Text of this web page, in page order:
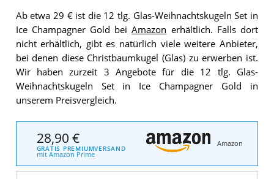
Ab etwa 29 € ist die 12 tlg. Glas-Weihnachtskugeln Set in
Ice Champagner Gold beiAmazon erhältlich. Falls dort
nicht erhältlich, gibt es natürlich viele weitere Anbieter,
bei denen diese Christbaumkugel (Glas) zu erwerben ist.
Wir haben zurzeit 3 Angebote für die 12 tlg. Glas-
Weihnachtskugeln Set in Ice Champagner Gold in
unserem Preisvergleich.
28,90 €
GRATIS PREMIUMVERSAND
mit Amazon Prime
Amazon